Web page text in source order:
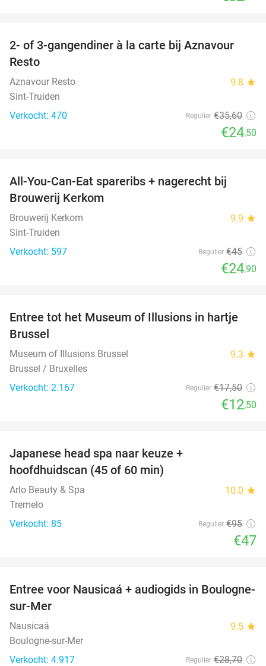
31%
2- of 3-gangendiner à la carte bij Aznavour
Resto
Aznavour Resto 9.8 star
Sint-Truiden
Verkocht: 470
Regulier €35,60
€24,50
All-You-Can-Eat spareribs + nagerecht bij
Brouwerij Kerkom
Brouwerij Kerkom 9.9 star
Sint-Truiden
Verkocht: 597
Regulier €45
€24,90
29%
Entree tot het Museum of Illusions in hartje
Brussel
Museum of Illusions Brussel 9.3 star
Brussel / Bruxelles
Verkocht: 2.167
Regulier €17,50
€12,50
Japanese head spa naar keuze +
hoofdhuidscan (45 of 60 min)
Arlo Beauty & Spa 10.0 star
Tremelo
Verkocht: 85
Regulier €95
€47
27%
Entree voor Nausicaá + audiogids in Boulogne-
sur-Mer
Nausicaá 9.5 star
Boulogne-sur-Mer
Verkocht: 4.917
Regulier €28,70